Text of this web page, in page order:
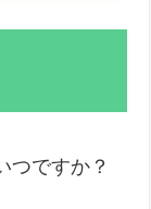
つですか？